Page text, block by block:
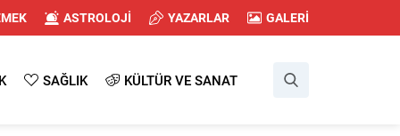
ASTROLOJİ YAZARLAR GALERİ
SAĞLIK KÜLTÜR VE SANAT